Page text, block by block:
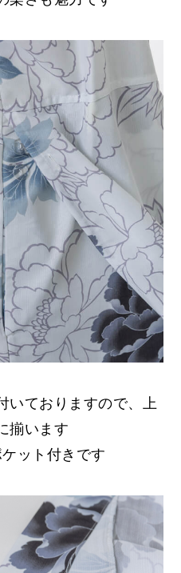
いておりますので、上
揃います
ット付きです